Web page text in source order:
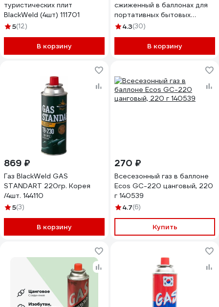
туристических плит
BlackWeld (4шт) 111701
5(12)
В корзину
сжиженный в баллонах для
портативных бытовых
газовых приборов OKKE
4.3(30)
В корзину
869 ₽
Газ BlackWeld GAS
STANDART 220гр. Корея
/4шт. 144110
5(3)
В корзину
270 ₽
Всесезонный газ в баллоне
Ecos GC-220 цанговый, 220
г 140539
4.7(6)
Купить